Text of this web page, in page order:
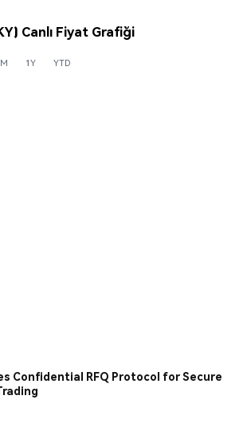
Canlı Fiyat Grafiği
1Y YTD
Confidential RFQ Protocol for Secure